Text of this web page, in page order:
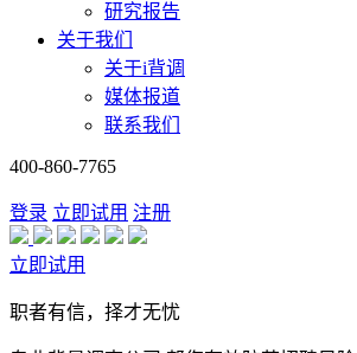
研究报告
关于我们
关于i背调
媒体报道
联系我们
400-860-7765
登录 立即试用 注册
立即试用
职者有信，择才无忧